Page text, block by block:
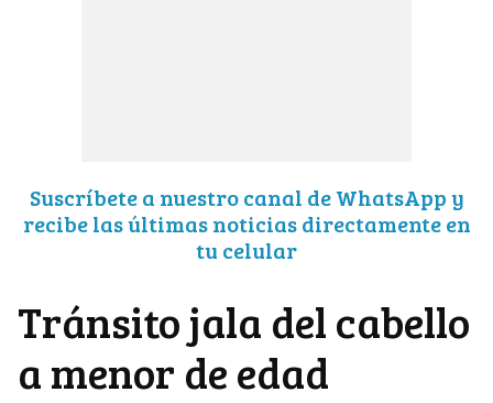
Suscríbete a nuestro canal de WhatsApp y
recibe las últimas noticias directamente en
tu celular
Tránsito jala del cabello
a menor de edad